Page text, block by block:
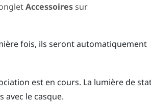
Accessoiressur
fois, ils seront automatiquement
est en cours. La lumière de
avec le casque.